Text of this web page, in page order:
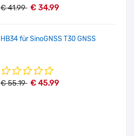
€ 41.99 € 34.99
HB34 für SinoGNSS T30 GNSS
€ 55.19 € 45.99